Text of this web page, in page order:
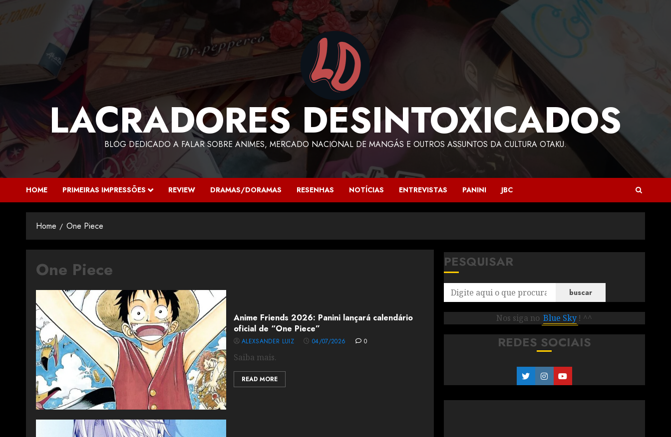
LACRADORES DESINTOXICADOS
BLOG DEDICADO A FALAR SOBRE ANIMES, MERCADO NACIONAL DE MANGÁS E OUTROS ASSUNTOS DA CULTURA OTAKU.
HOME PRIMEIRAS IMPRESSÕES REVIEW DRAMAS/DORAMAS RESENHAS NOTÍCIAS ENTREVISTAS PANINI JBC
Home One Piece
One Piece
Anime Friends 2026: Panini lançará calendário
oficial de “One Piece”
ALEXSANDER LUIZ 04/07/2026 0
Saiba mais.
READ MORE
PESQUISAR
buscar
Nos siga no Blue Sky ! ^^
REDES SOCIAIS